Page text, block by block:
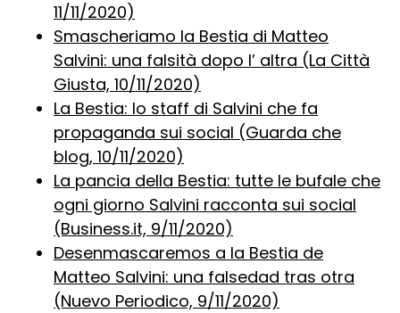
11/11/2020)
Smascheriamo la Bestia di Matteo
Salvini: una falsità dopo l’ altra (La Città
Giusta, 10/11/2020)
La Bestia: lo staff di Salvini che fa
propaganda sui social (Guarda che
blog, 10/11/2020)
La pancia della Bestia: tutte le bufale che
ogni giorno Salvini racconta sui social
(Business.it, 9/11/2020)
Desenmascaremos a la Bestia de
Matteo Salvini: una falsedad tras otra
(Nuevo Periodico, 9/11/2020)